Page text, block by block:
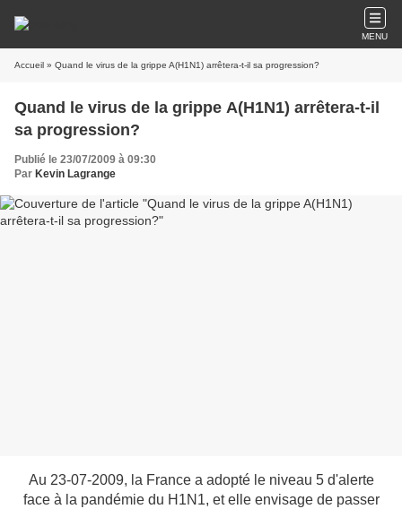
MENU
Accueil » Quand le virus de la grippe A(H1N1) arrêtera-t-il sa progression?
Quand le virus de la grippe A(H1N1) arrêtera-t-il
sa progression?
Publié le 23/07/2009 à 09:30
Par Kevin Lagrange
Au 23-07-2009, la France a adopté le niveau 5 d'alerte
face à la pandémie du H1N1, et elle envisage de passer